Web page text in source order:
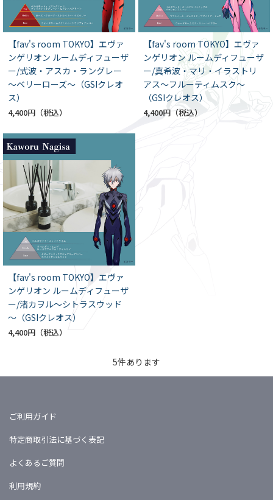
【fav's room TOKYO】エヴァ
ンゲリオン ルームディフューザ
ー/式波・アスカ・ラングレー
～ベリーローズ～（GSIクレオ
ス）
4,400円
【fav's room TOKYO】エヴァ
ンゲリオン ルームディフューザ
ー/真希波・マリ・イラストリ
アス～フルーティムスク～
（GSIクレオス）
4,400円
【fav's room TOKYO】エヴァ
ンゲリオン ルームディフューザ
ー/渚カヲル～シトラスウッド
～（GSIクレオス）
4,400円
5件あります
ご利用ガイド
特定商取引法に基づく表記
よくあるご質問
利用規約